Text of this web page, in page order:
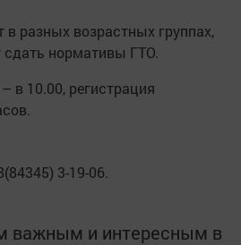
в разных возрастных группах,
нормативы ГТО.
в 10.00, регистрация
3-19-06.
важным и интересным в